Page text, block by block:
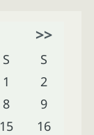
>>
S
S
1
2
8
9
15
16